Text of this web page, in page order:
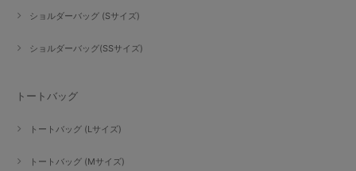
ショルダーバッグ (Sサイズ)
ショルダーバッグ(SSサイズ)
トートバッグ
トートバッグ (Lサイズ)
トートバッグ (Mサイズ)